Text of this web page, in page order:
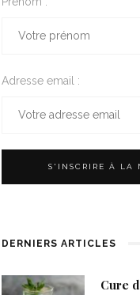
Adresse email :
DERNIERS ARTICLES
Cure